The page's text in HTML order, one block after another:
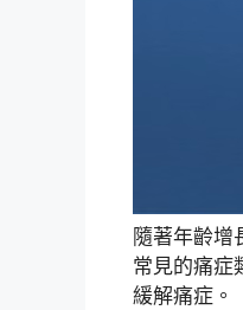
隨著年齡增
常見的痛症
緩解痛症。